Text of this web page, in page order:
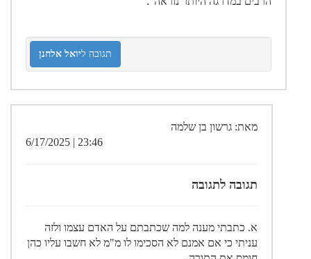
תגובה ליואל אלחנן
מאת: גרשון בן שלמה
23:46 | 6/17/2025
תגובה לתגובה
א. כתבתי מענה למה שכתבתם על האדם עצמו ולזה
עניתי כי אם אמנם לא הסכימו לו מ"מ לא חשבו עליו כהן